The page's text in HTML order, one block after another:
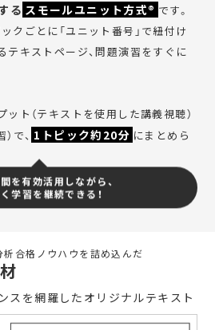
る スモールユニット方式® です。
クごとに「ユニット番号」で紐付け
テキストページ、問題演習をすぐに
ト（テキストを使用した講義視聴）
で、 1トピック約20分 にまとめら
を有効活用しながら、
学習を継続できる！
合格ノウハウを詰め込んだ
スを網羅したオリジナルテキスト